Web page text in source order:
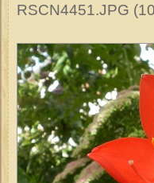
RSCN4451.JPG